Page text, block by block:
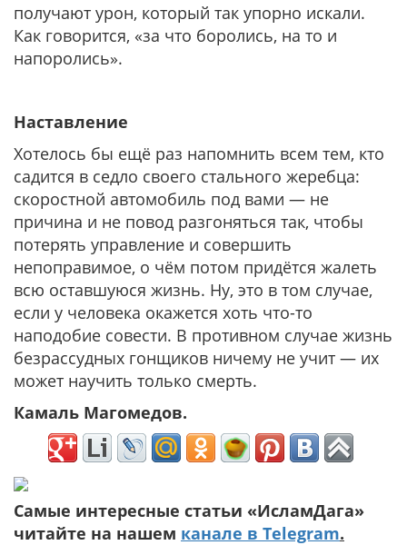
получают урон, который так упорно искали.
Как говорится, «за что боролись, на то и
напоролись».
Наставление
Хотелось бы ещё раз напомнить всем тем, кто
садится в седло своего стального жеребца:
скоростной автомобиль под вами — не
причина и не повод разгоняться так, чтобы
потерять управление и совершить
непоправимое, о чём потом придётся жалеть
всю оставшуюся жизнь. Ну, это в том случае,
если у человека окажется хоть что-то
наподобие совести. В противном случае жизнь
безрассудных гонщиков ничему не учит — их
может научить только смерть.
Камаль Магомедов.
Самые интересные статьи «ИсламДага»
читайте на нашем канале в Telegram.